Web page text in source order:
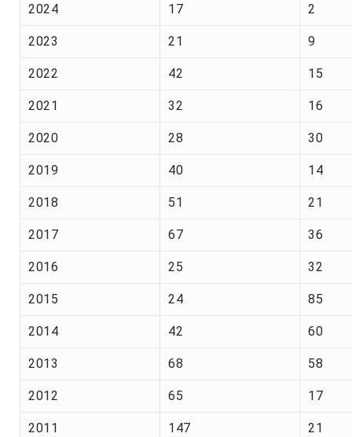
2024 17 2
2023 21 9
2022 42 15
2021 32 16
2020 28 30
2019 40 14
2018 51 21
2017 67 36
2016 25 32
2015 24 85
2014 42 60
2013 68 58
2012 65 17
2011 147 21